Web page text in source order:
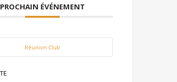
PROCHAIN ÉVÉNEMENT
Réunion Club